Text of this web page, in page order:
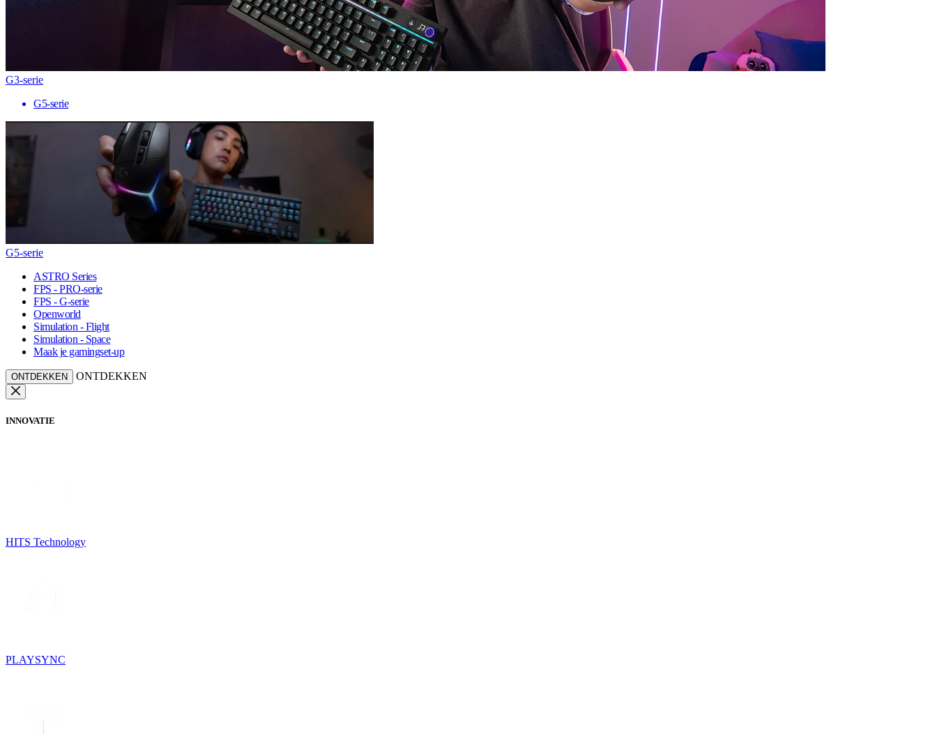
G3-serie
G5-serie
G5-serie
ASTRO Series
FPS - PRO-serie
FPS - G-serie
Openworld
Simulation - Flight
Simulation - Space
Maak je gamingset-up
ONTDEKKEN ONTDEKKEN
INNOVATIE
HITS Technology
PLAYSYNC